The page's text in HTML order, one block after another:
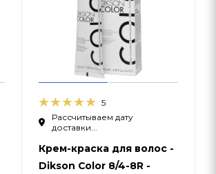
5
Рассчитываем дату
доставки...
Крем-краска для волос -
Dikson Color 8/4-8R -